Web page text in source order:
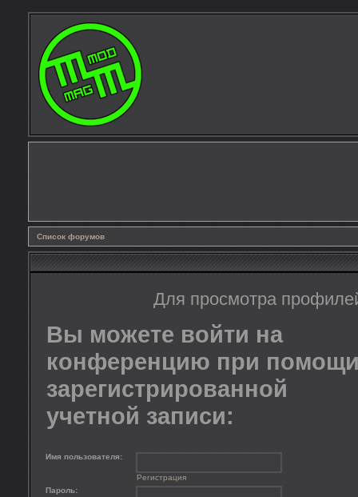
Список форумов
Для просмотра
Вы можете войти на
конференцию при
зарегистрированной
учетной записи:
Имя пользователя:
Регистрация
Пароль: